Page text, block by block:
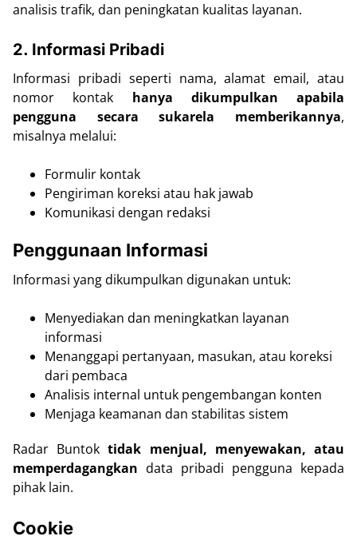
analisis trafik, dan peningkatan kualitas layanan.
2. Informasi Pribadi
Informasi pribadi seperti nama, alamat email, atau
nomor kontak hanya dikumpulkan apabila
pengguna secara sukarela memberikannya,
misalnya melalui:
Formulir kontak
Pengiriman koreksi atau hak jawab
Komunikasi dengan redaksi
Penggunaan Informasi
Informasi yang dikumpulkan digunakan untuk:
Menyediakan dan meningkatkan layanan
informasi
Menanggapi pertanyaan, masukan, atau koreksi
dari pembaca
Analisis internal untuk pengembangan konten
Menjaga keamanan dan stabilitas sistem
Radar Buntoktidak menjual, menyewakan, atau
memperdagangkan data pribadi pengguna kepada
pihak lain.
Cookie